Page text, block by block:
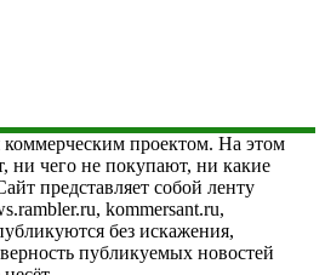
коммерческим проектом. На этом
ни чего не покупают, ни какие
представляет собой ленту
kommersant.ru,
без искажения,
публикуемых новостей